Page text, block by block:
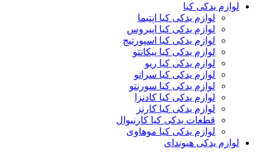
لوازم یدکی کیا
لوازم یدکی کیا اپتیما
لوازم یدکی کیا اپیروس
لوازم یدکی کیا اسپورتیج
لوازم یدکی کیا پیکانتو
لوازم یدکی کیا ریو
لوازم یدکی کیا سراتو
لوازم یدکی کیا سورنتو
لوازم یدکی کیا کادنزا
لوازم یدکی کیا کارنز
قطعات یدکی کیا کارنیوال
لوازم یدکی کیا موهاوی
لوازم یدکی هیوندای